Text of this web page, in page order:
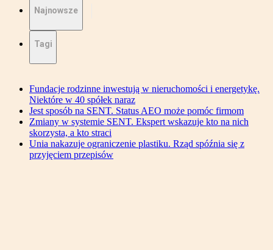
Najnowsze
Tagi
Fundacje rodzinne inwestują w nieruchomości i energetykę.
Niektóre w 40 spółek naraz
Jest sposób na SENT. Status AEO może pomóc firmom
Zmiany w systemie SENT. Ekspert wskazuje kto na nich
skorzysta, a kto straci
Unia nakazuje ograniczenie plastiku. Rząd spóźnia się z
przyjęciem przepisów